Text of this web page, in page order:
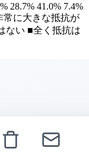
28.7% 41.0% 7.4%
常に大きな抵抗が
ない ■全く抵抗は